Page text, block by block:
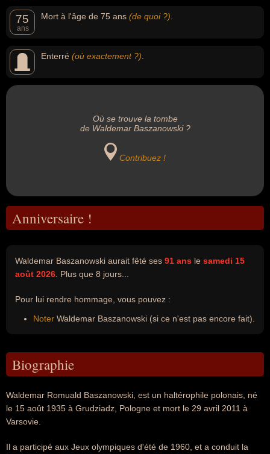
75
ans
Mort à l'âge de 75 ans (de quoi ?)
Enterré (où exactement ?)
Où se trouve la tombe
de Waldemar Baszanowski ?
Contribuez !
Anniversaire !
Waldemar Baszanowski aurait fêté ses 91 ans le samedi 15
août 2026 . Plus que 8 jours...
Pour lui rendre hommage, vous pouvez :
Noter Waldemar Baszanowski (si ce n'est pas encore fait).
Biographie
Waldemar Romuald Baszanowski, est un haltérophile polonais, né
le 15 août 1935 à Grudziadz, Pologne et mort le 29 avril 2011 à
Varsovie.
Il a participé aux Jeux olympiques d'été de 1960, et a conduit la